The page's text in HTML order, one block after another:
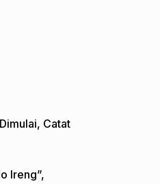
Catat
Ireng”,